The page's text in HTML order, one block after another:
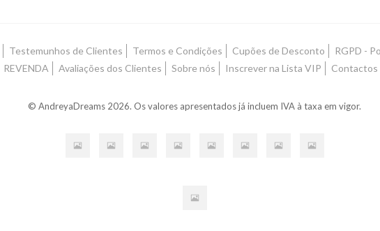
Testemunhos de Clientes Termos e Condições Cupões de Desconto RGPD -
REVENDA Avaliações dos Clientes Sobre nós Inscrever na Lista VIP Contactos
© AndreyaDreams 2026. Os valores apresentados já incluem IVA à taxa em vigor.